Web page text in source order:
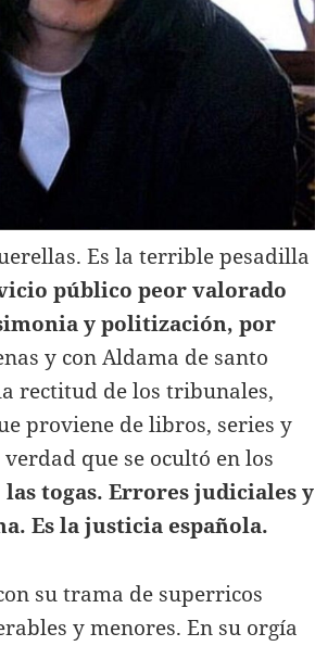
Es la terrible pesadilla
público peor valorado
y politización, por
y con Aldama de santo
rectitud de los tribunales,
proviene de libros, series y
que se ocultó en los
togas. Errores judiciales y
Es la justicia española.
su trama de superricos
y menores. En su orgía